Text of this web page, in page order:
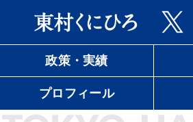
政策・実績
プロフィール